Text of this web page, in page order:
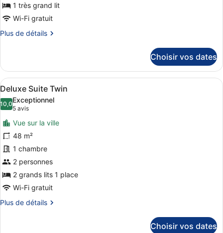
chambre :
Deluxe
Suite
King
1 très grand lit
Wi-Fi gratuit
Plus de détails
Plus
le
type
de
chambre
Deluxe
Suite
King
Choisir vos dates
Afficher
toutes
les
photos
pour
ce
type
de
chambre :
Deluxe
Suite
Twin
Literie de qualité supérieure,
8
Deluxe Suite Twin
10,010,0 sur 10
Exceptionnel
5 avis
(5 avis)
Vue sur la ville
48 m²
1 chambre
2 personnes
2 grands lits 1 place
Wi-Fi gratuit
Plus de détails
Plus
Choisir vos dates